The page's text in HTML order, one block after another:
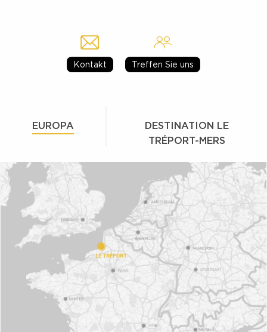
Kontakt Treffen Sie uns
EUROPA
DESTINATION LE
TRÉPORT-MERS